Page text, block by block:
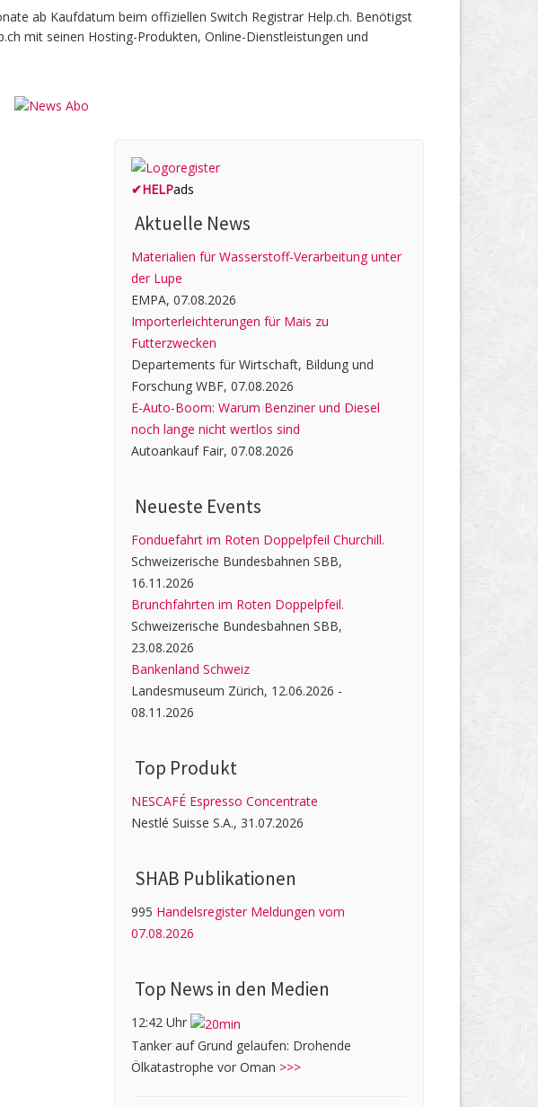
ab Kaufdatum beim offiziellen Switch Registrar Help.ch. Benötigst
mit seinen Hosting-Produkten, Online-Dienstleistungen und
✔HELPads
Aktuelle News
Materialien für Wasserstoff-Verarbeitung unter
der Lupe
EMPA, 07.08.2026
Importerleichterungen für Mais zu
Futterzwecken
Departements für Wirtschaft, Bildung und
Forschung WBF, 07.08.2026
E-Auto-Boom: Warum Benziner und Diesel
noch lange nicht wertlos sind
Autoankauf Fair, 07.08.2026
Neueste Events
Fonduefahrt im Roten Doppelpfeil Churchill.
Schweizerische Bundesbahnen SBB,
16.11.2026
Brunchfahrten im Roten Doppelpfeil.
Schweizerische Bundesbahnen SBB,
23.08.2026
Bankenland Schweiz
Landesmuseum Zürich, 12.06.2026 -
08.11.2026
Top Produkt
NESCAFÉ Espresso Concentrate
Nestlé Suisse S.A., 31.07.2026
SHAB Publi­kati­onen
995 Handelsregister Meldungen vom
07.08.2026
Top News in den Medien
12:42 Uhr
Tanker auf Grund gelaufen: Drohende
Ölkatastrophe vor Oman >>>